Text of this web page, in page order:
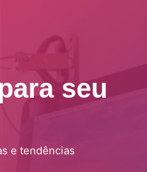
seu
e tendências